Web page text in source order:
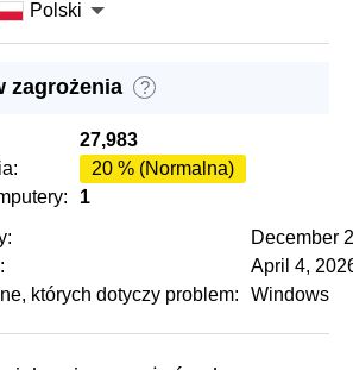
Polski
zagrożenia ?
27,983
20 % (Normalna)
1
December
April 4,
których dotyczy problem:
Windows